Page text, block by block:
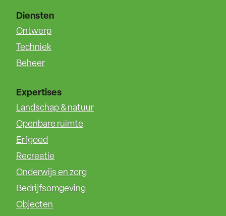
Diensten
Ontwerp
Techniek
Beheer
Expertises
Landschap & natuur
Openbare ruimte
Erfgoed
Recreatie
Onderwijs en zorg
Bedrijfsomgeving
Objecten